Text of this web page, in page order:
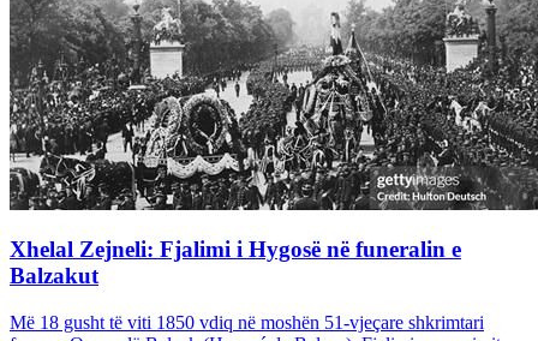
Xhelal Zejneli: Fjalimi i Hygosë në funeralin e
Balzakut
Më 18 gusht të viti 1850 vdiq në moshën 51-vjeçare shkrimtari